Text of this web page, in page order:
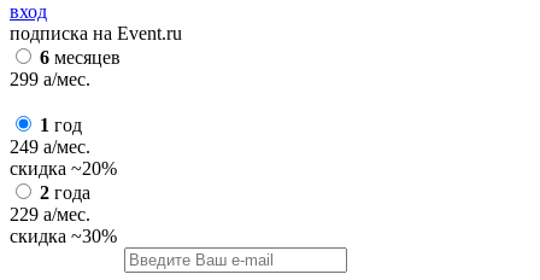
вход
подписка на Event.ru
6 месяцев
299 a/мес.
1 год
249 a/мес.
скидка ~20%
2 года
229 a/мес.
скидка ~30%